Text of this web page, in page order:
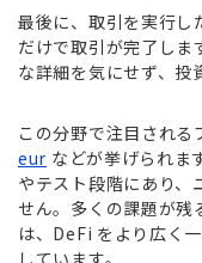
最後に、取引を実行し
だけで取引が完了しま
な詳細を気にせず、投
この分野で注目される
eur などが挙げられま
やテスト段階にあり、
せん。多くの課題が残
は、DeFi をより広く